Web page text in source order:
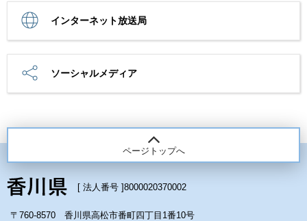
インターネット放送局
ソーシャルメディア
ページトップへ
[ 法人番号 ]8000020370002
〒760-8570 香川県高松市番町四丁目1番10号